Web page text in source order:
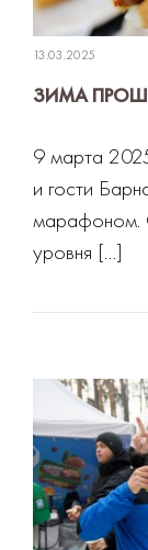
13.03.2025
ЗИМА
9 марта
и гости
марафоном.
уровня […]